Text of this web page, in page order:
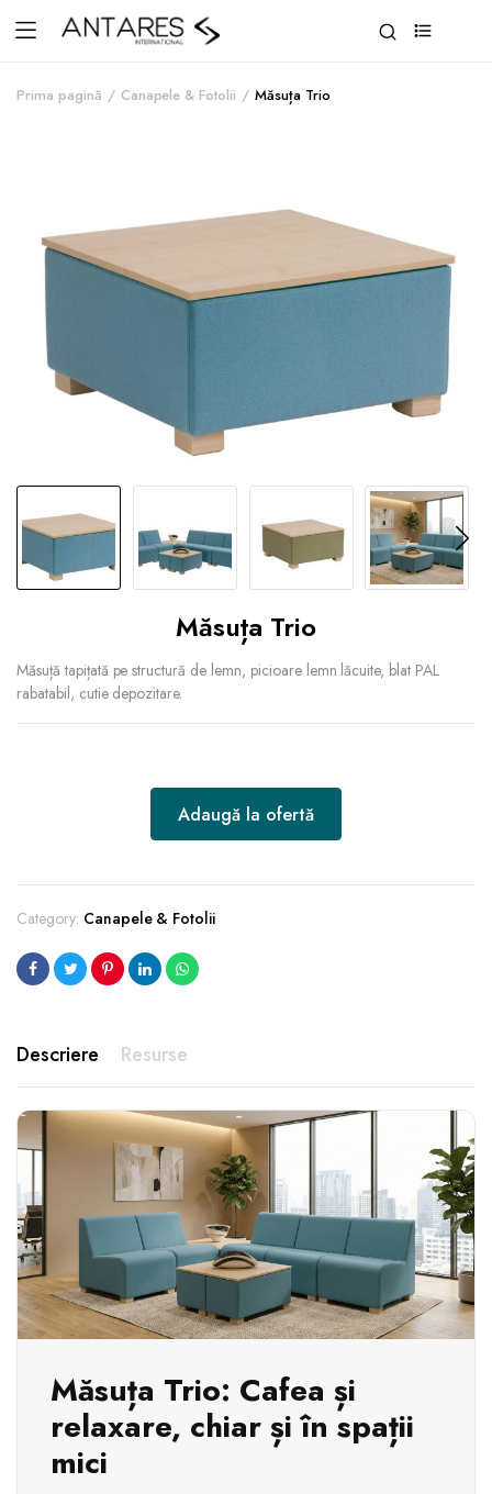
Prima pagină Canapele & Fotolii Măsuța Trio
Măsuța Trio
Măsuță tapițată pe structură de lemn, picioare lemn lăcuite, blat PAL
rabatabil, cutie depozitare.
Adaugă la ofertă
Category: Canapele & Fotolii
Resurse
Descriere
Măsuța Trio: Cafea și
relaxare, chiar și în spații
mici